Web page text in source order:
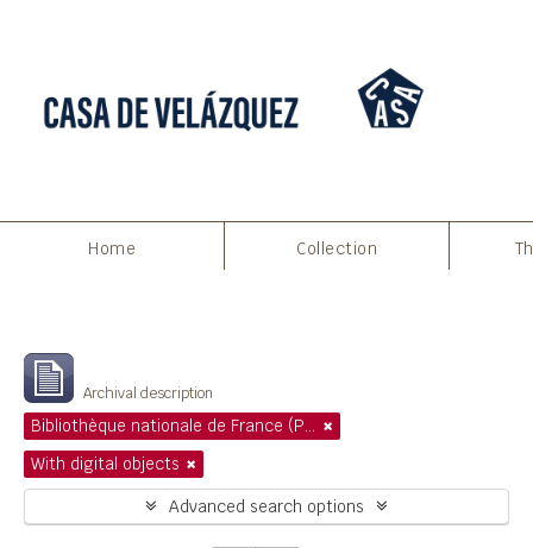
Home Collection
Archival description
Bibliothèque nationale de France (Paris)
With digital objects
Advanced search options